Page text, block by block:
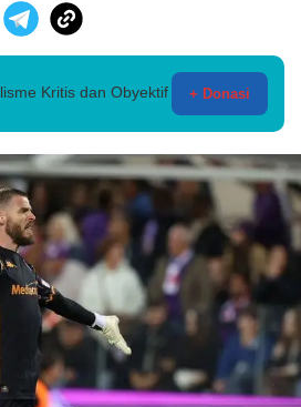
Kritis dan Obyektif + Donasi